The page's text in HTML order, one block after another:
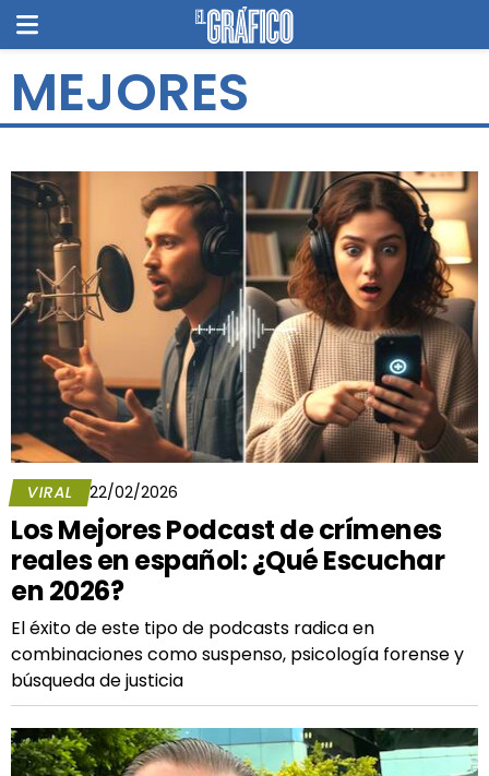
MEJORES
VIRAL 22/02/2026
Los Mejores Podcast de crímenes
reales en español: ¿Qué Escuchar
en 2026?
El éxito de este tipo de podcasts radica en
combinaciones como suspenso, psicología forense y
búsqueda de justicia